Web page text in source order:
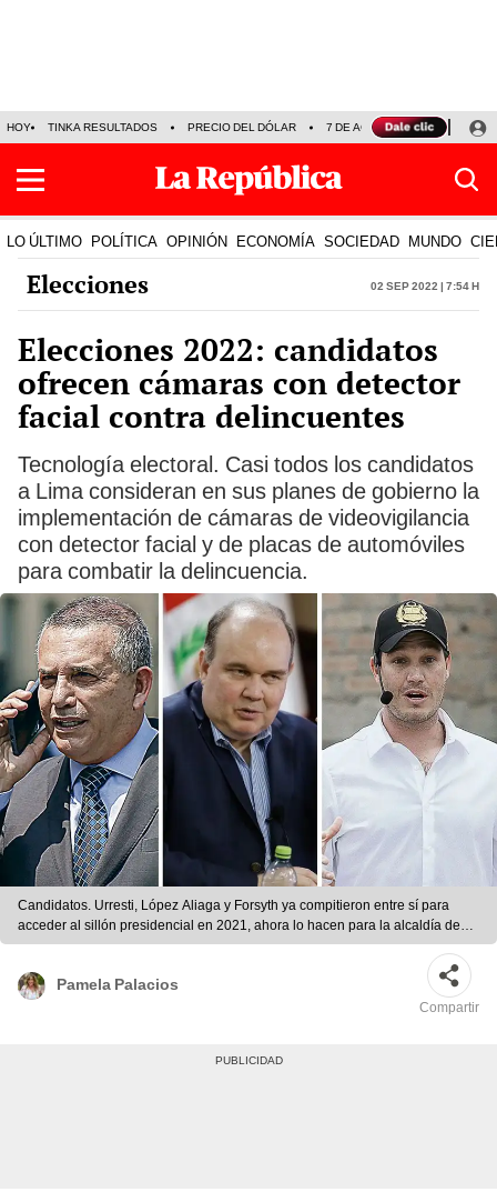
HOY TINKA RESULTADOS PRECIO DEL DÓLAR 7 DE AGOSTO OLLANTA
LO ÚLTIMO POLÍTICA OPINIÓN ECONOMÍA SOCIEDAD MUNDO
Elecciones 02 Sep 2022 | 7:54 h
Elecciones 2022: candidatos
ofrecen cámaras con detector
facial contra delincuentes
Tecnología electoral. Casi todos los candidatos
a Lima consideran en sus planes de gobierno la
implementación de cámaras de videovigilancia
con detector facial y de placas de automóviles
para combatir la delincuencia.
Candidatos. Urresti, López Aliaga y Forsyth ya compitieron entre sí para
acceder al sillón presidencial en 2021, ahora lo hacen para la alcaldía de
Lima. Foto: composición La República/difusión
Pamela Palacios
Compartir